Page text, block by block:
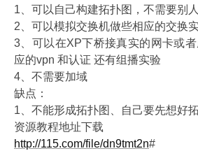
1、可以自己构建拓扑图，不需要别
2、可以模拟交换机做些相应的交换
3、可以在XP下桥接真实的网卡或
应的vpn 和认证 还有组播实验
4、不需要加域
缺点：
1、不能形成拓扑图、自己要先想好
资源教程地址下载
http://115.com/file/dn9tmt2n#